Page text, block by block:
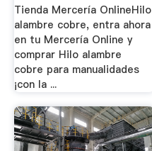
Tienda Mercería OnlineHilo
alambre cobre, entra ahora
en tu Mercería Online y
comprar Hilo alambre
cobre para manualidades
¡con la ...